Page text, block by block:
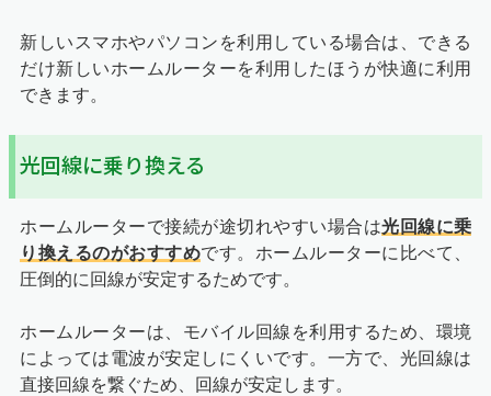
新しいスマホやパソコンを利用している場合は、できる
だけ新しいホームルーターを利用したほうが快適に利用
できます。
光回線に乗り換える
ホームルーターで接続が途切れやすい場合は光回線に乗
り換えるのがおすすめです。ホームルーターに比べて、
圧倒的に回線が安定するためです。
ホームルーターは、モバイル回線を利用するため、環境
によっては電波が安定しにくいです。一方で、光回線は
直接回線を繋ぐため、回線が安定します。